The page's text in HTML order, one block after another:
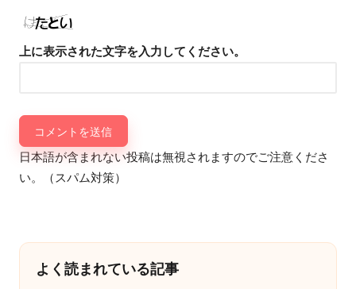
上に表示された文字を入力してください。
日本語が含まれない投稿は無視されますのでご注意くださ
い。（スパム対策）
よく読まれている記事